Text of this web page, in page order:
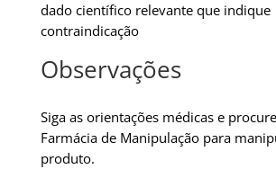
dado científico relevante que indique
contraindicação
Observações
Siga as orientações médicas e
Farmácia de Manipulação para
produto.